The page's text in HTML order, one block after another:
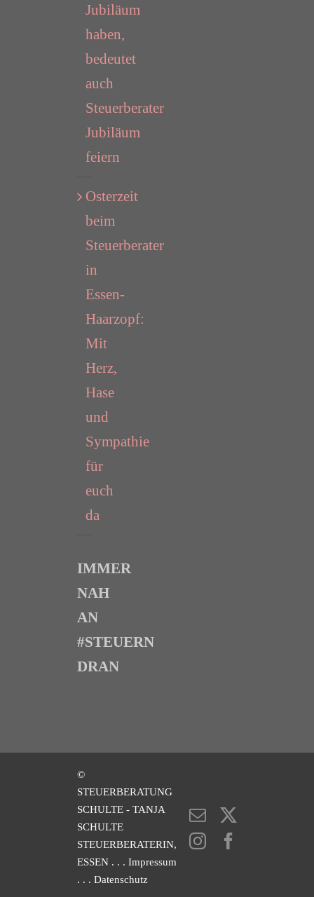
Jubiläum
haben,
bedeutet
auch
Steuerberater
Jubiläum
feiern
Osterzeit
beim
Steuerberater
in
Essen-
Haarzopf:
Mit
Herz,
Hase
und
Sympathie
für
euch
da
IMMER
NAH
AN
#STEUERN
DRAN
©
STEUERBERATUNG
SCHULTE - TANJA
SCHULTE
STEUERBERATERIN,
ESSEN . . . Impressum
. . . Datenschutz
E-
Mail
Instagram